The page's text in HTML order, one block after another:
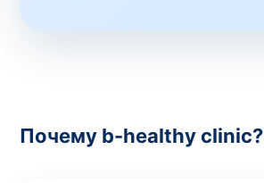
Почему b-healthy clinic?